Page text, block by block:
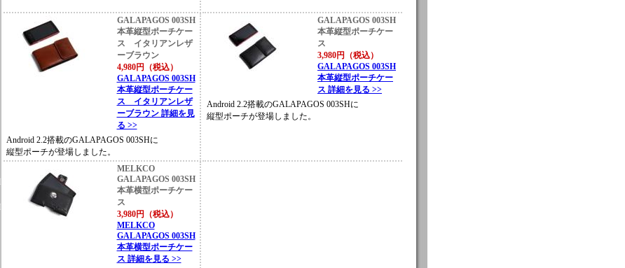
GALAPAGOS 003SH
本革縦型ポーチケー
ス イタリアンレザ
ーブラウン
4,980円（税込）
GALAPAGOS 003SH
本革縦型ポーチケー
ス イタリアンレザ
ーブラウン 詳細を見
る >>
Android 2.2搭載のGALAPAGOS 003SHに
縦型ポーチが登場しました。
GALAPAGOS 003SH
本革縦型ポーチケー
ス
3,980円（税込）
GALAPAGOS 003SH
本革縦型ポーチケー
ス 詳細を見る >>
Android 2.2搭載のGALAPAGOS 003SHに
縦型ポーチが登場しました。
MELKCO
GALAPAGOS 003SH
本革横型ポーチケー
ス
3,980円（税込）
MELKCO
GALAPAGOS 003SH
本革横型ポーチケー
ス 詳細を見る >>